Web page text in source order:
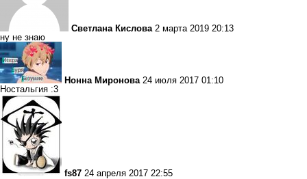
Светлана Кислова 2 марта 2019 20:13
ну не знаю
Нонна Миронова 24 июля 2017 01:10
Ностальгия :3
fs87 24 апреля 2017 22:55